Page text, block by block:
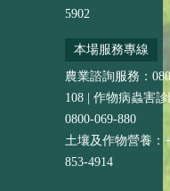
5902
本場服務專線
農業諮詢服務：
108 | 作物病蟲害
0800-069-880
土壤及作物營養：
853-4914